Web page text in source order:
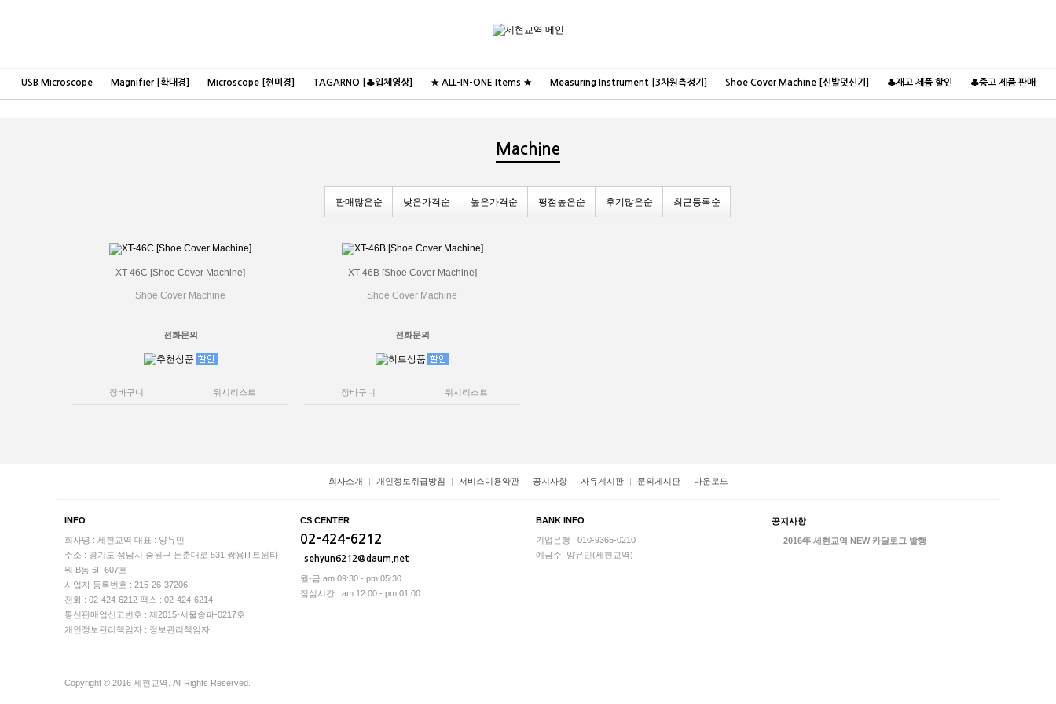
USB Microscope Magnifier [확대경] Microscope [현미경] TAGARNO [♣입체영상] ★ ALL-IN-ONE Items ★ Measuring Instrument [3차원측정기] Shoe Cover Machine [신발덧신기] ♣재고 제품 할인 ♣중고 제품 판매
Machine
판매많은순 낮은가격순 높은가격순 평점높은순 후기많은순 최근등록순
XT-46C [Shoe Cover Machine]
Shoe Cover Machine
전화문의
장바구니 위시리스트
XT-46B [Shoe Cover Machine]
Shoe Cover Machine
전화문의
장바구니 위시리스트
회사소개 개인정보취급방침 서비스이용약관 공지사항 자유게시판 문의게시판 다운로드
INFO
회사명 : 세현교역 대표 : 양유민
주소 : 경기도 성남시 중원구 둔춘대로 531 쌍용IT트윈타
워 B동 6F 607호
사업자 등록번호 : 215-26-37206
전화 : 02-424-6212 팩스 : 02-424-6214
통신판매업신고번호 : 제2015-서울송파-0217호
개인정보관리책임자 : 정보관리책임자
CS CENTER
02-424-6212
sehyun6212@daum.net
월-금 am 09:30 - pm 05:30
점심시간 : am 12:00 - pm 01:00
BANK INFO
기업은행 : 010-9365-0210
예금주: 양유민(세현교역)
공지사항
2016年 세현교역 NEW 카달로그 발행
Copyright © 2016 세현교역. All Rights Reserved.